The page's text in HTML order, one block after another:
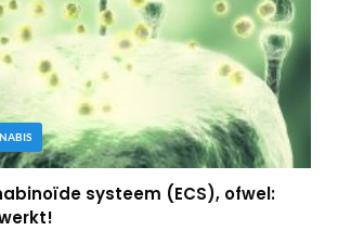
systeem (ECS), ofwel: